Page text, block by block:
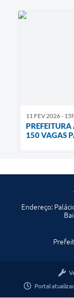
11 FEV 2026 -
PREFEITURA
150 VAGAS
Endereço:
Portal